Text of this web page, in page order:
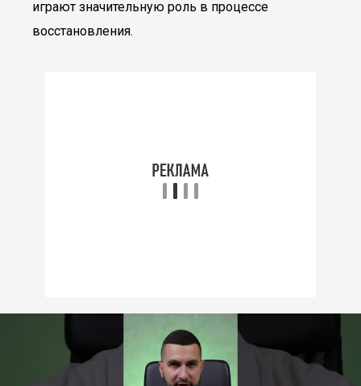
играют значительную роль в процессе
восстановления.